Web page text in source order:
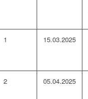
1 15.03.2025
2 05.04.2025